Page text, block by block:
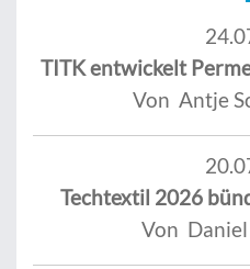
TITK entwickelt
Von Antje
Techtextil 2026
Von